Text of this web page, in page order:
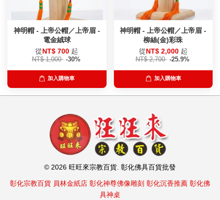
神明帽 - 上帝公帽／上帝眉 -
電金絨球
從NT$ 700 起
NT$ 1,000 -30%
加入購物車
神明帽 - 上帝公帽／上帝眉 -
柳絲(金)彩珠
從NT$ 2,000 起
NT$ 2,700 -25.9%
加入購物車
© 2026 旺旺來宗教百貨. 彰化佛具百貨批發
彰化宗教百貨 員林金紙店 彰化神尊佛像雕刻 彰化沉香推薦 彰化佛
具神桌